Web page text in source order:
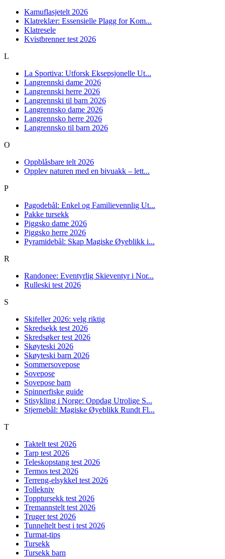
Kamuflasjetelt 2026
Klatreklær: Essensielle Plagg for Kom...
Klatresele
Kvistbrenner test 2026
L
La Sportiva: Utforsk Eksepsjonelle Ut...
Langrennski dame 2026
Langrennski herre 2026
Langrennski til barn 2026
Langrennsko dame 2026
Langrennsko herre 2026
Langrennsko til barn 2026
O
Oppblåsbare telt 2026
Opplev naturen med en bivuakk – lett...
P
Pagodebål: Enkel og Familievennlig Ut...
Pakke tursekk
Piggsko dame 2026
Piggsko herre 2026
Pyramidebål: Skap Magiske Øyeblikk i...
R
Randonee: Eventyrlig Skieventyr i Nor...
Rulleski test 2026
S
Skifeller 2026: velg riktig
Skredsekk test 2026
Skredsøker test 2026
Skøyteski 2026
Skøyteski barn 2026
Sommersovepose
Sovepose
Sovepose barn
Spinnerfiske guide
Stisykling i Norge: Oppdag Utrolige S...
Stjernebål: Magiske Øyeblikk Rundt Fl...
T
Taktelt test 2026
Tarp test 2026
Teleskopstang test 2026
Termos test 2026
Terreng-elsykkel test 2026
Tollekniv
Topptursekk test 2026
Tremannstelt test 2026
Truger test 2026
Tunneltelt best i test 2026
Turmat-tips
Tursekk
Tursekk barn